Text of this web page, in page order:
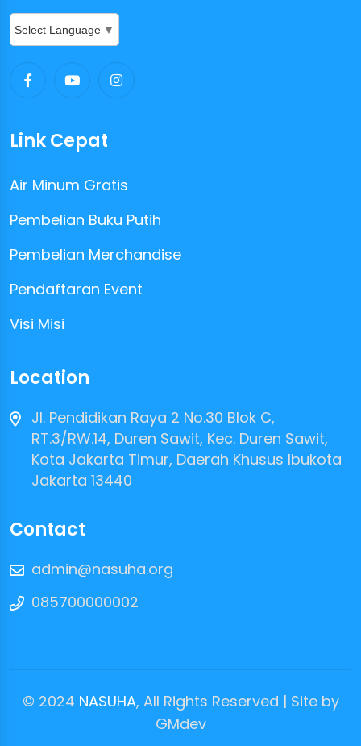
Select Language ▼
Link Cepat
Air Minum Gratis
Pembelian Buku Putih
Pembelian Merchandise
Pendaftaran Event
Visi Misi
Location
Jl. Pendidikan Raya 2 No.30 Blok C,
RT.3/RW.14, Duren Sawit, Kec. Duren Sawit,
Kota Jakarta Timur, Daerah Khusus Ibukota
Jakarta 13440
Contact
admin@nasuha.org
085700000002
© 2024 NASUHA, All Rights Reserved | Site by
GMdev